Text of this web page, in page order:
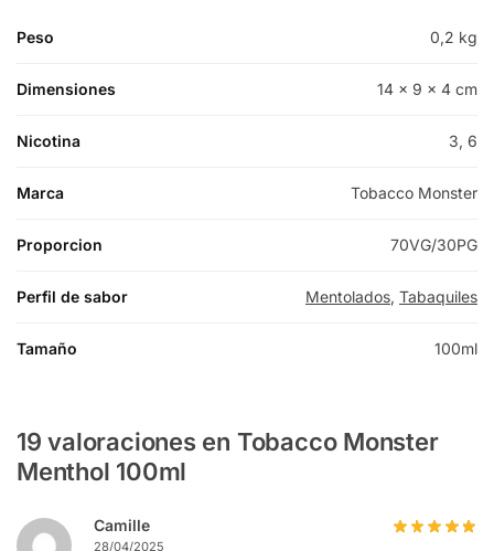
Peso 0,2 kg
Dimensiones 14 × 9 × 4 cm
Nicotina 3, 6
Marca Tobacco Monster
Proporcion 70VG/30PG
Perfil de sabor Mentolados, Tabaquiles
Tamaño 100ml
19 valoraciones en Tobacco Monster
Menthol 100ml
Camille
28/04/2025